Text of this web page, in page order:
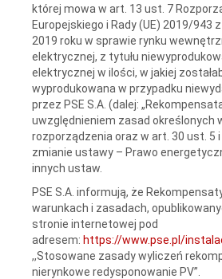
której mowa w art. 13 ust. 7
Europejskiego i Rady (UE) 2019/943
2019 roku w sprawie rynku
elektrycznej, z tytułu
elektrycznej w ilości, w jakiej
wyprodukowana w przypadku
przez PSE S.A. (dalej:
uwzględnieniem zasad określonych
rozporządzenia oraz w art. 30 ust. 5
zmianie ustawy – Prawo
innych ustaw.
PSE S.A. informują, że
warunkach i zasadach,
stronie internetowej pod
adresem: https://www.pse.pl/
,,Stosowane zasady wyliczeń
nierynkowe redysponowanie PV”.